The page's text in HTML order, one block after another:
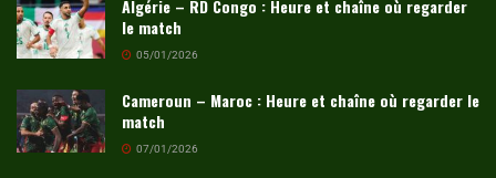
Algérie – RD Congo : Heure et chaîne où regarder
le match
05/01/2026
Cameroun – Maroc : Heure et chaîne où regarder le
match
07/01/2026